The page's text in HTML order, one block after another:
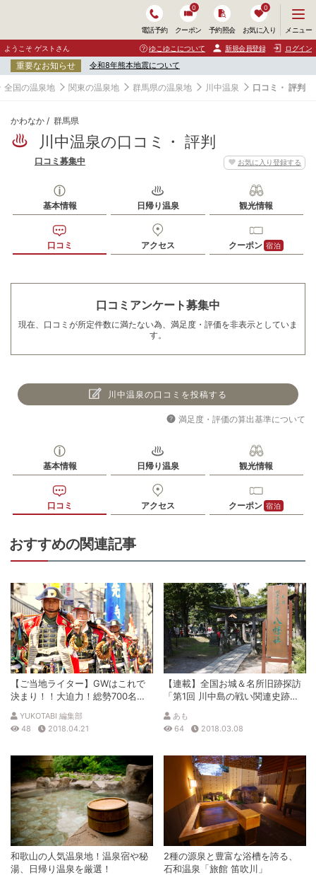
電話予約 クーポン
0
予約照会 お気に入り
0
ニ
ュ
ー
開
く
メニュー
ようこそ ゲストさん ゆこゆこについて 新規会員登録 ログイン
重要なお知らせ 令和8年熊本地震について
全国の温泉地 関東の温泉地 群馬県の温泉地 川中温泉 口コミ・ 評判
かわなか 群馬県
川中温泉の口コミ・ 評判
お気に入り登録する
口コミ募集中
基本情報 日帰り温泉 観光情報
口コミ アクセス クーポン 宿泊
口コミアンケート募集中
現在、口コミが所定件数に満たない為、満足度・評価を非表示としていま
す。
川中温泉の口コミを投稿する
満足度・評価の算出基準について
基本情報 日帰り温泉 観光情報
口コミ アクセス クーポン 宿泊
おすすめの関連記事
【ご当地ライター】GWはこれで
決まり！！大迫力！総勢700名の
川中島合戦が見られる！？「米沢
上杉まつり」へ！
YUKOTABI 編集部
48
2018.04.21
【連載】全国お城＆名所旧跡探訪
「第1回 川中島の戦い関連史跡を
ディープにめぐる旅（長野県）」
あも
64
2018.03.08
和歌山の人気温泉地！温泉宿や秘
湯、日帰り温泉を厳選！
2種の源泉と豊富な浴槽を誇る、
石和温泉「旅館 笛吹川」